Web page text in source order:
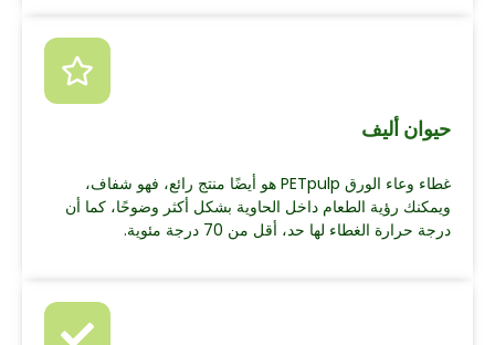
حيوان أليف
غطاء وعاء الورق PETpulp هو أيضًا منتج رائع، فهو شفاف،
ويمكنك رؤية الطعام داخل الحاوية بشكل أكثر وضوحًا، كما أن
درجة حرارة الغطاء لها حد، أقل من 70 درجة مئوية.